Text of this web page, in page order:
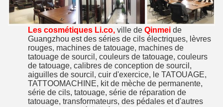
Les cosmétiques Li.co, ville de Qinmei de
Guangzhou est des séries de cils électriques, lèvres
rouges, machines de tatouage, machines de
tatouage de sourcil, couleurs de tatouage, couleurs
de tatouage, calibres de conception de sourcil,
aiguilles de sourcil, cuir d'exercice, le TATOUAGE,
TATTOOMACHINE, kit de mèche de permanente,
série de cils, tatouage, série de réparation de
tatouage, transformateurs, des pédales et d'autres